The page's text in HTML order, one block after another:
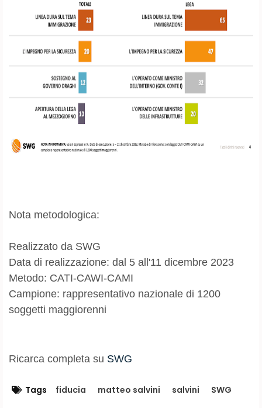
Nota metodologica:
Realizzato da SWG
Data di realizzazione: dal 5 all'11 dicembre 2023
Metodo: CATI-CAWI-CAMI
Campione: rappresentativo nazionale di 1200
soggetti maggiorenni
Ricarca completa su SWG
Tags fiducia matteo salvini salvini SWG